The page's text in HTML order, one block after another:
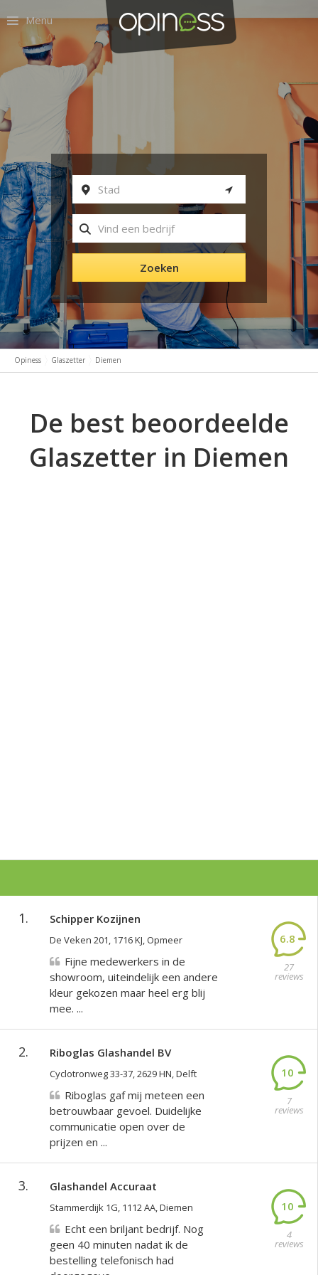
Menu
Zoeken
Opiness Glaszetter Diemen
De best beoordeelde
Glaszetter in Diemen
1. Schipper Kozijnen
De Veken 201, 1716 KJ, Opmeer 6.8
27
reviews
Fijne medewerkers in de
showroom, uiteindelijk een andere
kleur gekozen maar heel erg blij
mee. ...
2. Riboglas Glashandel BV
Cyclotronweg 33-37, 2629 HN, Delft 10
7
reviews
Riboglas gaf mij meteen een
betrouwbaar gevoel. Duidelijke
communicatie open over de
prijzen en ...
3. Glashandel Accuraat
Stammerdijk 1G, 1112 AA, Diemen 10
4
reviews
Echt een briljant bedrijf. Nog
geen 40 minuten nadat ik de
bestelling telefonisch had